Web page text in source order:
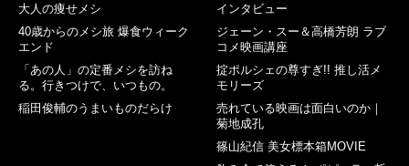
大人の痩せメシ
40歳からのメシ旅 爆食ウィーク
エンド
「あの人」の定番メシを訪ね
る。行きつけで、いつもの。
稲田俊輔のうまいものだらけ
インタビュー
ジェーン・スー＆高橋芳朗 ラブ
コメ映画講座
掟ポルシェの尊すぎ!! 推し活メ
モリーズ
売れている映画は面白いのか｜
菊地成孔
篠山紀信 美女標本箱MOVIE